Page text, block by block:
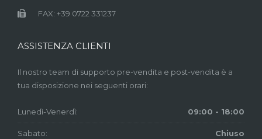
FAX: +39 0722 331237
ASSISTENZA CLIENTI
Il nostro team di supporto pre-vendita e post-vendita è a
tua disposizione nei seguenti orari:
Lunedì-Venerdì: 09:00 - 18:00
Sabato: Chiuso